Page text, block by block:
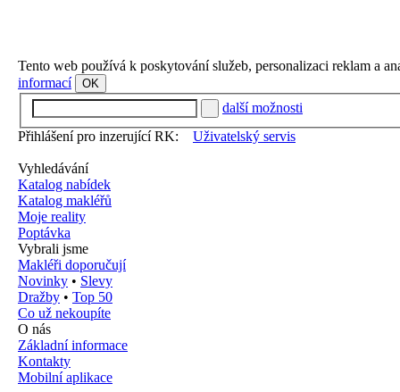
Tento web používá k poskytování služeb, personalizaci reklam a
informací
OK
další možnosti
Přihlášení pro inzerující RK:
Uživatelský servis
Vyhledávání
Katalog nabídek
Katalog makléřů
Moje reality
Poptávka
Vybrali jsme
Makléři doporučují
Novinky • Slevy
Dražby • Top 50
Co už nekoupíte
O nás
Základní informace
Kontakty
Mobilní aplikace